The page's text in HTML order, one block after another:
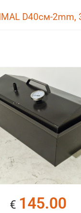
D40см-2mm,
€ 145.00